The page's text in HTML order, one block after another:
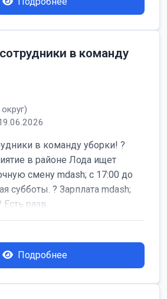
в команду
в команду уборки! ?
в районе Лода ищет
смену mdash; с 17:00 до
субботы. ? Зарплата mdash;
разв...
Подробнее